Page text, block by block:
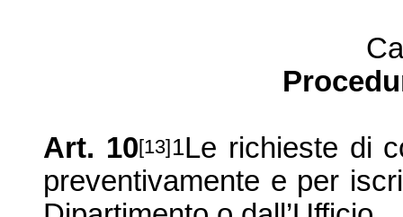
Art. 10[13]1Le richieste di
preventivamente e per